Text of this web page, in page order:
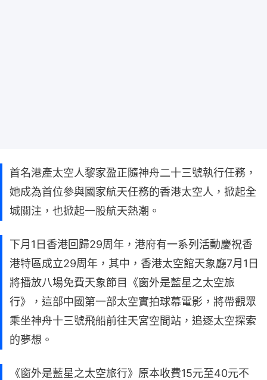
首名港產太空人黎家盈正隨神舟二十三號執行任務，
她成為首位參與國家航天任務的香港太空人，掀起全
城關注，也掀起一股航天熱潮。
下月1日香港回歸29周年，港府有一系列活動慶祝香
港特區成立29周年，其中，香港太空館天象廳7月1日
將播放八場免費天象節目《窗外是藍星之太空旅
行》，這部中國第一部太空實拍球幕電影，將帶觀眾
乘坐神舟十三號飛船前往天宮空間站，追逐太空探索
的夢想。
《窗外是藍星之太空旅行》原本收費15元至40元不